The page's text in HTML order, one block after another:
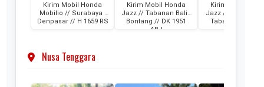
Kirim Mobil Honda
Mobilio // Surabaya -
Denpasar // H 1659 RS
Kirim Mobil Honda
Jazz // Tabanan Bali -
Bontang // DK 1951
ABJ
Kirim Mobil
Jazz //
Tabanan Bali //
Nusa Tenggara